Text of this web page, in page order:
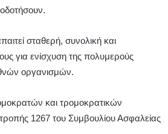
σταθερή, συνολική και
για ενίσχυση της πολυμερούς
οργανισμών.
και τρομοκρατικών
1267 του Συμβουλίου Ασφαλείας